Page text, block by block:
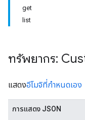
get
list
ทรัพยากร:
แสดงอีโมจิที่กำหนดเอง
การแสดง JSON